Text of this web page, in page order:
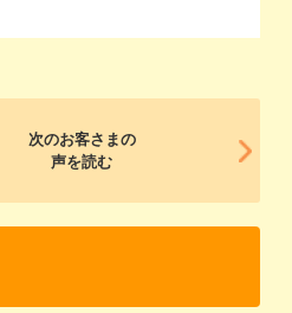
次のお客さまの
声を読む